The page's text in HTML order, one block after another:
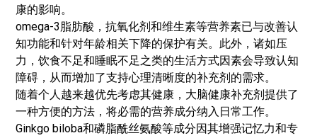
康的影响。
omega-3脂肪酸，抗氧化剂和维生素等营养素已与改善认
知功能和针对年龄相关下降的保护有关。此外，诸如压
力，饮食不足和睡眠不足之类的生活方式因素会导致认知
障碍，从而增加了支持心理清晰度的补充剂的需求。
随着个人越来越优先考虑其健康，大脑健康补充剂提供了
一种方便的方法，将必需的营养成分纳入日常工作。
Ginkgo biloba和磷脂酰丝氨酸等成分因其增强记忆力和专